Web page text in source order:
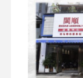
Fabrika Turu